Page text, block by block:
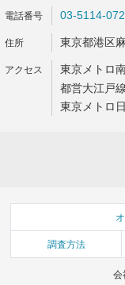
03-5114-
東京都港区
東京メトロ
都営大江戸
東京メトロ
調査方法
会